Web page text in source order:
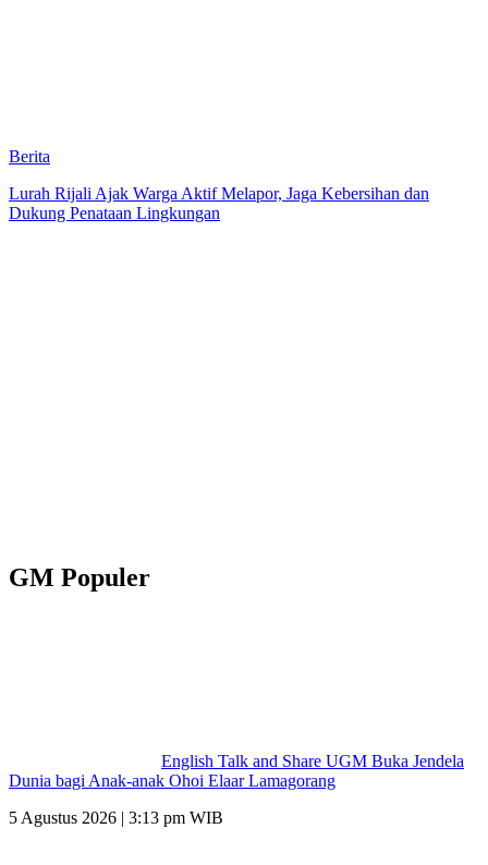
Berita
Lurah Rijali Ajak Warga Aktif Melapor, Jaga Kebersihan dan
Dukung Penataan Lingkungan
GM Populer
English Talk and Share UGM Buka Jendela
Dunia bagi Anak-anak Ohoi Elaar Lamagorang
5 Agustus 2026 | 3:13 pm WIB